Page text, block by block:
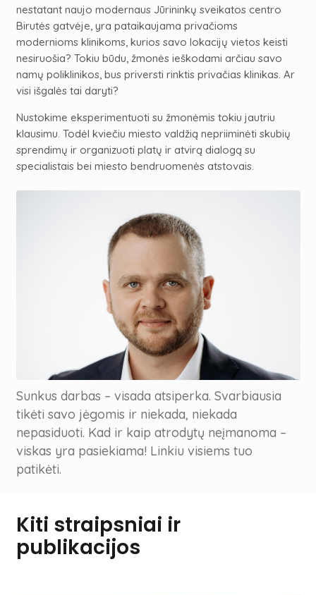
nestatant naujo modernaus Jūrininkų sveikatos centro
Birutės gatvėje, yra pataikaujama privačioms
modernioms klinikoms, kurios savo lokacijų vietos keisti
nesiruošia? Tokiu būdu, žmonės ieškodami arčiau savo
namų poliklinikos, bus priversti rinktis privačias klinikas. Ar
visi išgalės tai daryti?
Nustokime eksperimentuoti su žmonėmis tokiu jautriu
klausimu. Todėl kviečiu miesto valdžią nepriiminėti skubių
sprendimų ir organizuoti platų ir atvirą dialogą su
specialistais bei miesto bendruomenės atstovais.
Sunkus darbas – visada atsiperka. Svarbiausia
tikėti savo jėgomis ir niekada, niekada
nepasiduoti. Kad ir kaip atrodytų neįmanoma –
viskas yra pasiekiama! Linkiu visiems tuo
patikėti.
Kiti straipsniai ir
publikacijos